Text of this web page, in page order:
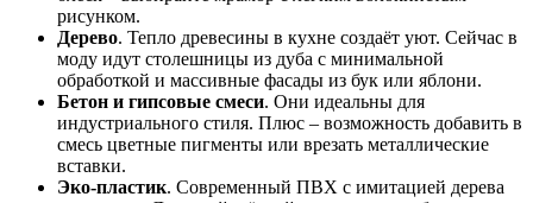
рисунком.
Дерево. Тепло древесины в кухне создаёт уют. Сейчас в
моду идут столешницы из дуба с минимальной
обработкой и массивные фасады из бук или яблони.
Бетон и гипсовые смеси. Они идеальны для
индустриального стиля. Плюс – возможность добавить в
смесь цветные пигменты или врезать металлические
вставки.
Эко‑пластик. Современный ПВХ с имитацией дерева